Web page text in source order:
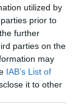
utilized by
prior to
further
parties on the
may
IAB’s List of
it to other